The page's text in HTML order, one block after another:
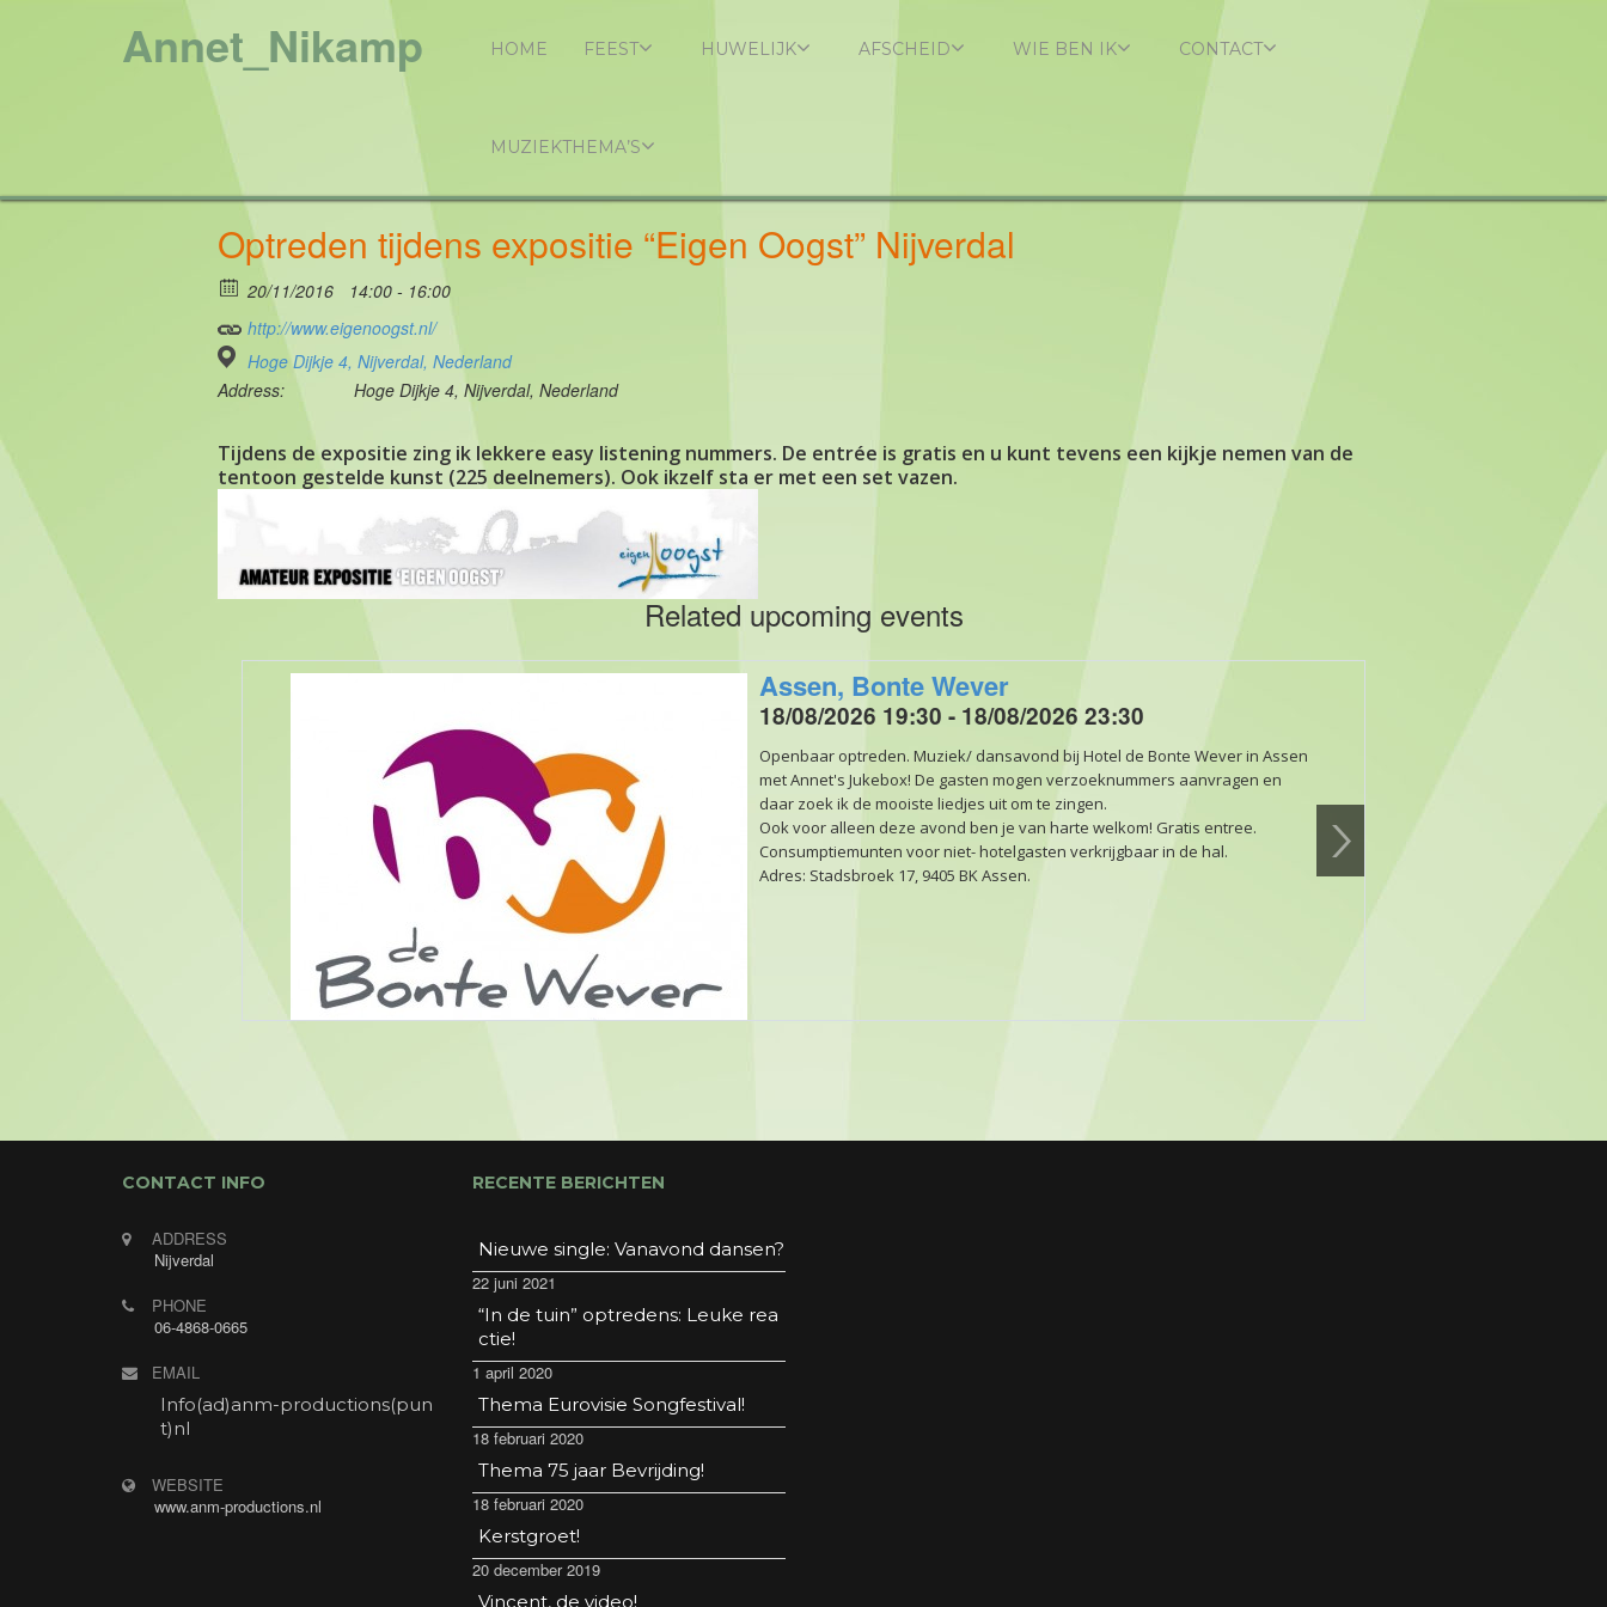
Annet_Nikamp HOME FEEST HUWELIJK AFSCHEID WIE BEN IK CONTACT
MUZIEKTHEMA’S
Optreden tijdens expositie “Eigen Oogst” Nijverdal
20/11/2016
14:00 - 16:00
http://www.eigenoogst.nl/
Hoge Dijkje 4, Nijverdal, Nederland
Address:
Hoge Dijkje 4, Nijverdal, Nederland
Tijdens de expositie zing ik lekkere easy listening nummers. De entrée is gratis en u kunt tevens een kijkje nemen van de
tentoon gestelde kunst (225 deelnemers). Ook ikzelf sta er met een set vazen.
Related upcoming events
Assen, Bonte Wever
18/08/2026 19:30 - 18/08/2026 23:30
Openbaar optreden. Muziek/ dansavond bij Hotel de Bonte Wever in Assen
met Annet's Jukebox! De gasten mogen verzoeknummers aanvragen en
daar zoek ik de mooiste liedjes uit om te zingen.
Ook voor alleen deze avond ben je van harte welkom! Gratis entree.
Consumptiemunten voor niet- hotelgasten verkrijgbaar in de hal.
Adres: Stadsbroek 17, 9405 BK Assen.
CONTACT INFO
ADDRESS
Nijverdal
PHONE
06-4868-0665
EMAIL
Info(ad)anm-productions(pun
t)nl
WEBSITE
www.anm-productions.nl
RECENTE BERICHTEN
Nieuwe single: Vanavond dansen?
22 juni 2021
“In de tuin” optredens: Leuke rea
ctie!
1 april 2020
Thema Eurovisie Songfestival!
18 februari 2020
Thema 75 jaar Bevrijding!
18 februari 2020
Kerstgroet!
20 december 2019
Vincent, de video!